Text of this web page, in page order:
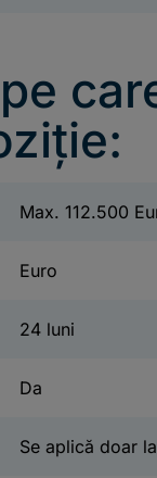
Max. 112.500
Euro
24 luni
Da
Se aplică doar